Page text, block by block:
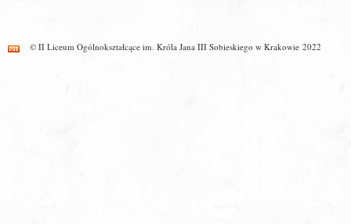
© II Liceum Ogólnokształcące im. Króla Jana III Sobieskiego w Krakowie 2022